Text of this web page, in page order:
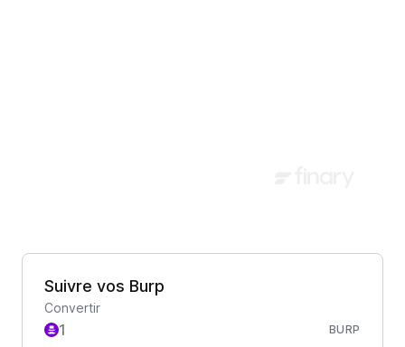
Suivre vos Burp
Convertir
BURP